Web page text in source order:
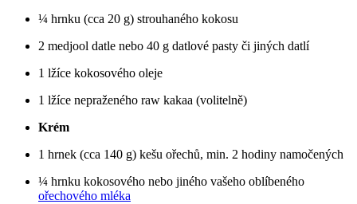
¼ hrnku (cca 20 g) strouhaného kokosu
2 medjool datle nebo 40 g datlové pasty či jiných datlí
1 lžíce kokosového oleje
1 lžíce nepraženého raw kakaa (volitelně)
Krém
1 hrnek (cca 140 g) kešu ořechů, min. 2 hodiny namočených
¼ hrnku kokosového nebo jiného vašeho oblíbeného
ořechového mléka